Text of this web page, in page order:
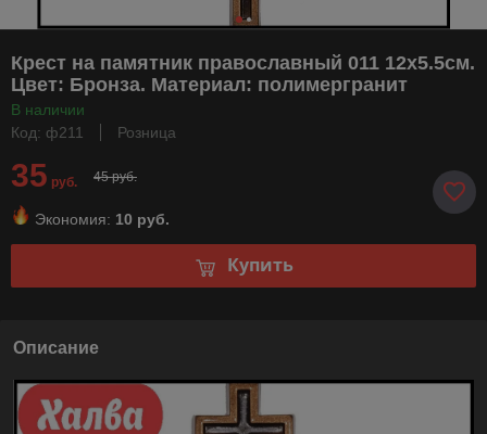
Крест на памятник православный 011 12х5.5см.
Цвет: Бронза. Материал: полимергранит
В наличии
Код: ф211
Розница
35 руб. 45 руб.
Экономия: 10 руб.
Купить
Описание